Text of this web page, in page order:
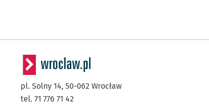
pl. Solny 14, 50-062 Wrocław
tel. 71 776 71 42